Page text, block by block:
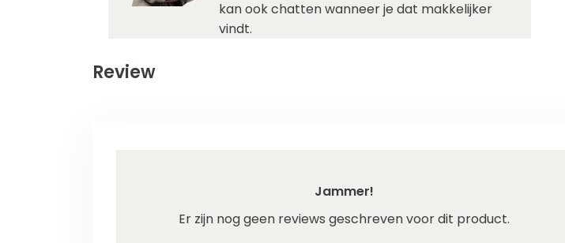
kan ook chatten wanneer je dat makkelijker
vindt.
Review
Jammer!
Er zijn nog geen reviews geschreven voor dit product.